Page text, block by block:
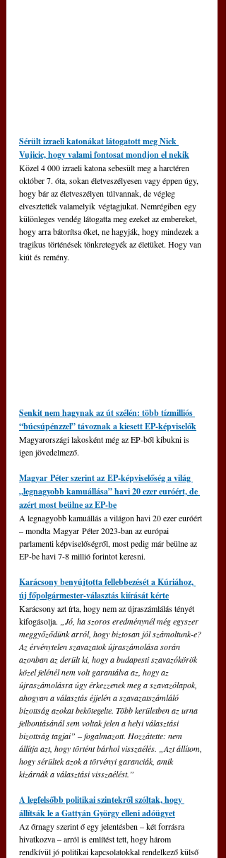
Sérült izraeli katonákat látogatott meg Nick
Vujicic, hogy valami fontosat mondjon el nekik
Közel 4 000 izraeli katona sebesült meg a harctéren
október 7. óta, sokan életveszélyesen vagy éppen úgy,
hogy bár az életveszélyen túlvannak, de végleg
elvesztették valamelyik végtagjukat. Nemrégiben egy
különleges vendég látogatta meg ezeket az embereket,
hogy arra bátorítsa őket, ne hagyják, hogy mindezek a
tragikus történések tönkretegyék az életüket. Hogy van
kiút és remény.
Senkit nem hagynak az út szélén: több tízmilliós
“búcsúpénzzel” távoznak a kiesett EP-képviselők
Magyarországi lakosként még az EP-ből kibukni is
igen jövedelmező.
Magyar Péter szerint az EP-képviselőség a világ
„legnagyobb kamuállása” havi 20 ezer euróért, de
azért most beülne az EP-be
A legnagyobb kamuállás a világon havi 20 ezer euróért
– mondta Magyar Péter 2023-ban az európai
parlamenti képviselőségről, most pedig már beülne az
EP-be havi 7-8 millió forintot keresni.
Karácsony benyújtotta fellebbezését a Kúriához,
új főpolgármester-választás kiírását kérte
Karácsony azt írta, hogy nem az újraszámlálás tényét
kifogásolja.
„Jó, ha szoros eredménynél még egyszer
meggyőződünk arról, hogy biztosan jól számoltunk-e?
Az érvénytelen szavazatok újraszámolása során
azonban az derült ki, hogy a budapesti szavazókörök
közel felénél nem volt garantálva az, hogy az
újraszámolásra úgy érkezzenek meg a szavazólapok,
ahogyan a választás éjjelén a szavazatszámláló
bizottság azokat bekötegelte. Több kerületben az urna
felbontásánál sem voltak jelen a helyi választási
bizottság tagjai” – fogalmazott. Hozzátette: nem
állítja azt, hogy történt bárhol visszaélés. „Azt állítom,
hogy sérültek azok a törvényi garanciák, amik
kizárnák a választási visszaélést.”
A legfelsőbb politikai szintekről szóltak, hogy
állítsák le a Gattyán György elleni adóügyet
Az őrnagy szerint ő egy jelentésben – két forrásra
hivatkozva – arról is említést tett, hogy három
rendkívül jó politikai kapcsolatokkal rendelkező külső